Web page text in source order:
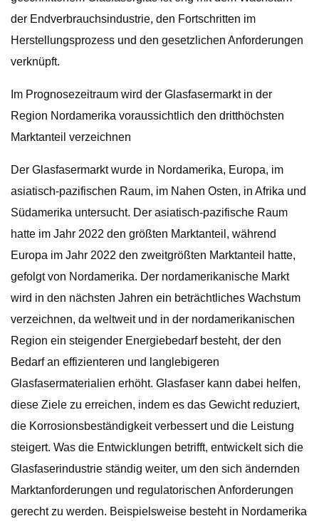
der Endverbrauchsindustrie, den Fortschritten im
Herstellungsprozess und den gesetzlichen Anforderungen
verknüpft.
Im Prognosezeitraum wird der Glasfasermarkt in der
Region Nordamerika voraussichtlich den dritthöchsten
Marktanteil verzeichnen
Der Glasfasermarkt wurde in Nordamerika, Europa, im
asiatisch-pazifischen Raum, im Nahen Osten, in Afrika und
Südamerika untersucht. Der asiatisch-pazifische Raum
hatte im Jahr 2022 den größten Marktanteil, während
Europa im Jahr 2022 den zweitgrößten Marktanteil hatte,
gefolgt von Nordamerika. Der nordamerikanische Markt
wird in den nächsten Jahren ein beträchtliches Wachstum
verzeichnen, da weltweit und in der nordamerikanischen
Region ein steigender Energiebedarf besteht, der den
Bedarf an effizienteren und langlebigeren
Glasfasermaterialien erhöht. Glasfaser kann dabei helfen,
diese Ziele zu erreichen, indem es das Gewicht reduziert,
die Korrosionsbeständigkeit verbessert und die Leistung
steigert. Was die Entwicklungen betrifft, entwickelt sich die
Glasfaserindustrie ständig weiter, um den sich ändernden
Marktanforderungen und regulatorischen Anforderungen
gerecht zu werden. Beispielsweise besteht in Nordamerika